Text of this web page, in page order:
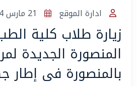
ادارة الموقع
زيارة طلاب كلية
المنصورة الجديدة
بالمنصورة فى إطار